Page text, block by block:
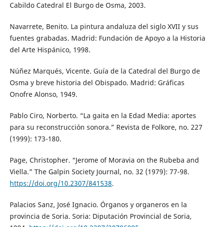
Cabildo Catedral El Burgo de Osma, 2003.
Navarrete, Benito. La pintura andaluza del siglo XVII y sus
fuentes grabadas. Madrid: Fundación de Apoyo a la Historia
del Arte Hispánico, 1998.
Núñez Marqués, Vicente. Guía de la Catedral del Burgo de
Osma y breve historia del Obispado. Madrid: Gráficas
Onofre Alonso, 1949.
Pablo Ciro, Norberto. “La gaita en la Edad Media: aportes
para su reconstrucción sonora.” Revista de Folkore, no. 227
(1999): 173-180.
Page, Christopher. “Jerome of Moravia on the Rubeba and
Viella.” The Galpin Society Journal, no. 32 (1979): 77-98.
https://doi.org/10.2307/841538.
Palacios Sanz, José Ignacio. Órganos y organeros en la
provincia de Soria. Soria: Diputación Provincial de Soria,